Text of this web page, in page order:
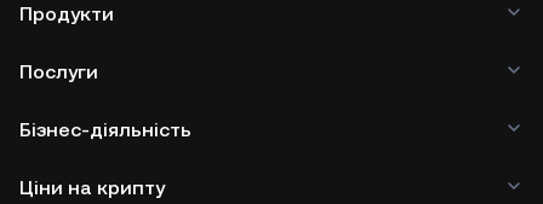
Продукти
Послуги
Бізнес-діяльність
Ціни на крипту